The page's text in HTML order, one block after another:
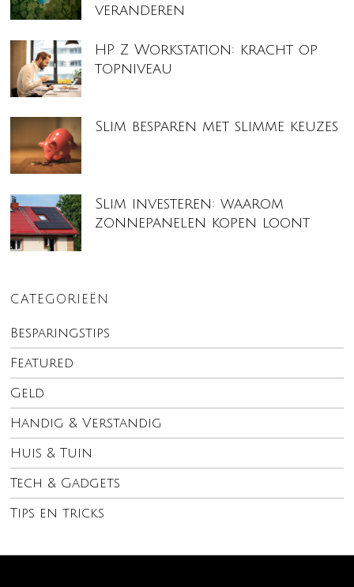
veranderen
HP Z Workstation: kracht op
topniveau
Slim besparen met slimme keuzes
Slim investeren: waarom
zonnepanelen kopen loont
CATEGORIEËN
Besparingstips
Featured
Geld
Handig & Verstandig
Huis & Tuin
Tech & Gadgets
Tips en tricks